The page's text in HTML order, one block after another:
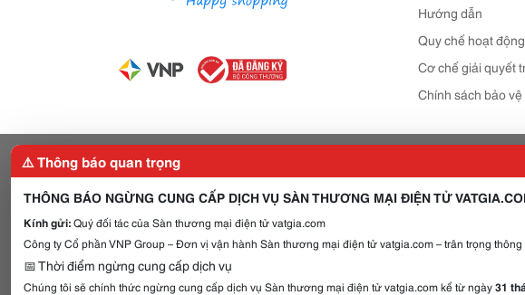
Hướng dẫn
Quy chế hoạt động
Cơ chế giải quyết
Chính sách bảo
⚠️ Thông báo quan trọng
THÔNG BÁO NGỪNG CUNG CẤP DỊCH VỤ SÀN THƯƠNG MẠI ĐIỆN TỬ
Kính gửi:Quý đối tác của Sàn thương mại điện tử vatgia.com
Công ty Cổ phần VNP Group – Đơn vị vận hành Sàn thương mại điện tử vatgia.com – trân trọng thông
📅 Thời điểm ngừng cung cấp dịch vụ
Chúng tôi sẽ chính thức ngừng cung cấp dịch vụ Sàn thương mại điện tử vatgia.com kể từ ngày31